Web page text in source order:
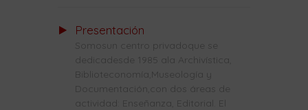
Presentación
Somosun centro privadoque se
dedicadesde 1985 ala Archivística,
Biblioteconomía,Museología y
Documentación,con dos áreas de
actividad: Enseñanza, Editorial. El